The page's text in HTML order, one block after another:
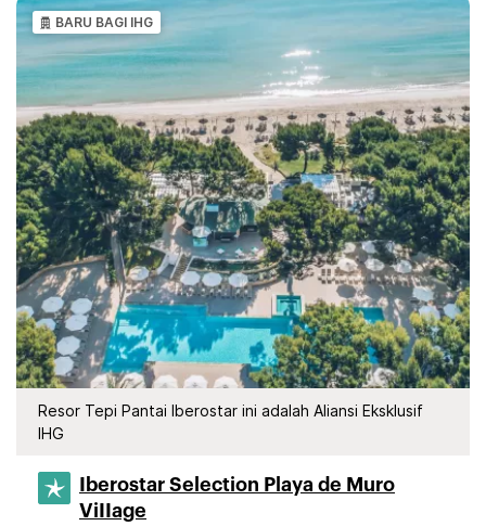
BARU BAGI IHG
Resor Tepi Pantai Iberostar ini adalah Aliansi Eksklusif
IHG
Iberostar Selection​ Playa de Muro
ViIIage